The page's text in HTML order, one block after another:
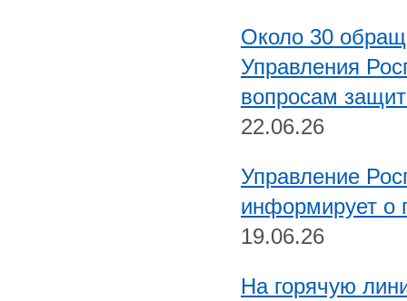
Около 30
Управления
вопросам
22.06.26
Управление
информирует о
19.06.26
На горячую